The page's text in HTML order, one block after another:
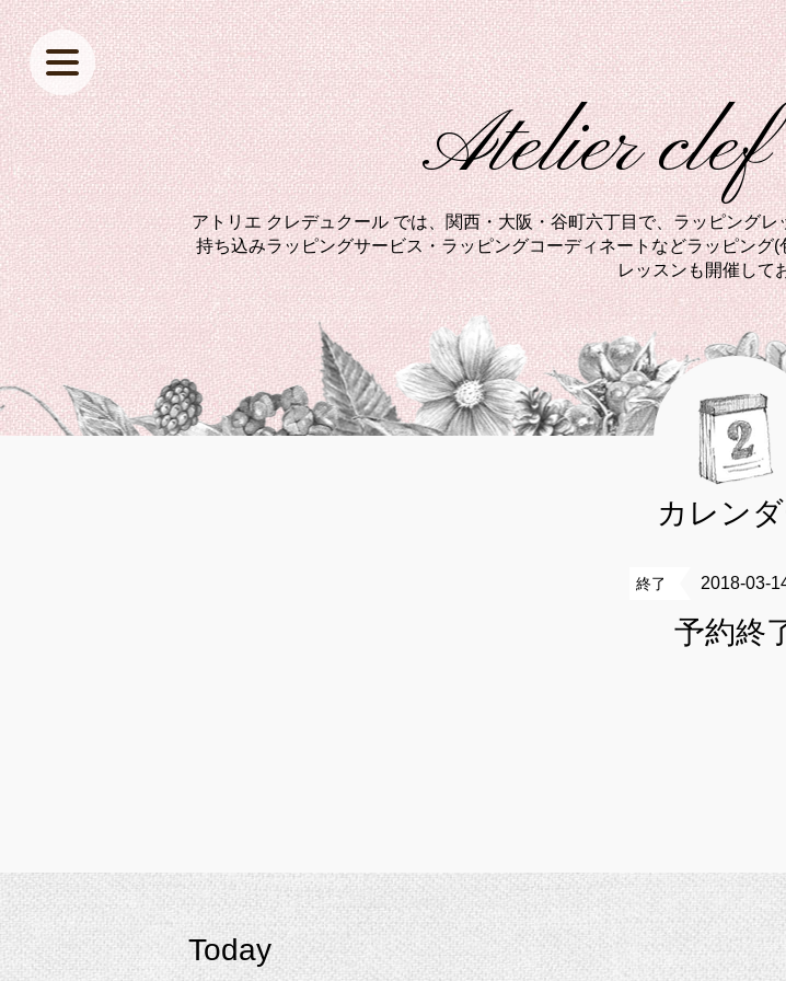
Atelier clef
アトリエ クレデュクール では、関西・大阪・谷町六丁目で、ラッピング
持ち込みラッピングサービス・ラッピングコーディネートなどラッピン
レッスンも開催して
カレン
終了 2018-03-
予約終
Today